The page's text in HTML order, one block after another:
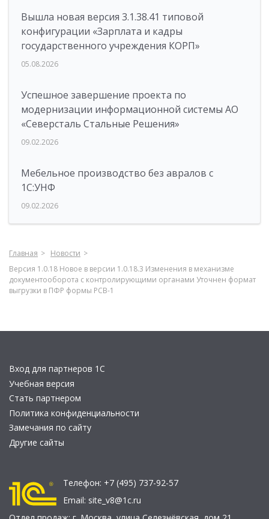
Вышла новая версия 3.1.38.41 типовой
конфигурации «Зарплата и кадры
государственного учреждения КОРП»
05.08.2026
Успешное завершение проекта по
модернизации информационной системы АО
«Северсталь Стальные Решения»
09.02.2026
Мебельное производство без авралов с
1С:УНФ
09.02.2026
Главная
Новости
Версия 1.0.18 Новое в версии 1.0.18.3 Изменения в механизме
документооборота с контролирующими органами Уточнен формат
выгрузки в ПФР формы РСВ-1
Вход для партнеров 1С
Учебная версия
Стать партнером
Политика конфиденциальности
Замечания по сайту
Другие сайты
Телефон: +7 (495) 737-92-57
Email: site_v8@1c.ru